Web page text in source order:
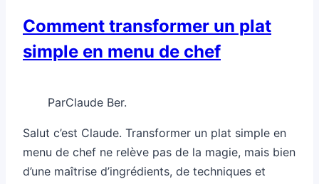
Comment transformer un plat
simple en menu de chef
ParClaude Ber.
Salut c’est Claude. Transformer un plat simple en
menu de chef ne relève pas de la magie, mais bien
d’une maîtrise d’ingrédients, de techniques et